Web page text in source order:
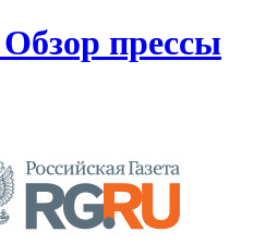
прессы